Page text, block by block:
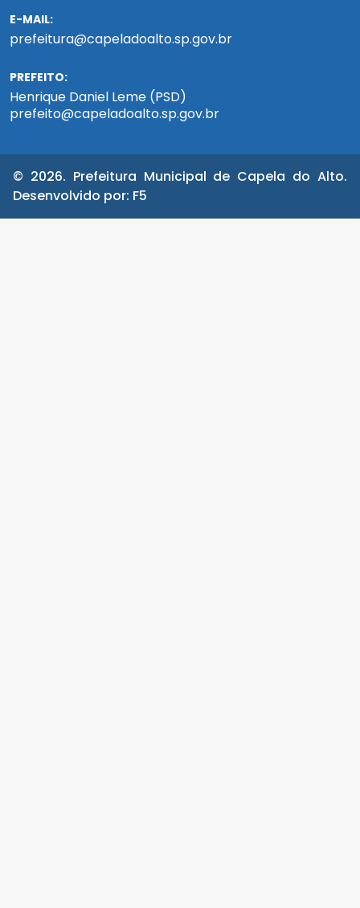
E-MAIL:
prefeitura@capeladoalto.sp.gov.br
PREFEITO:
Henrique Daniel Leme (PSD)
prefeito@capeladoalto.sp.gov.br
© 2026. Prefeitura Municipal de Capela do Alto.
Desenvolvido por: F5